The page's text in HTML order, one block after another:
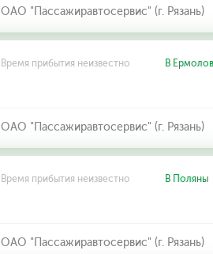
ОАО "Пассажиравтосервис" (г. Рязань)
Время прибытия неизвестно В
ОАО "Пассажиравтосервис" (г. Рязань)
Время прибытия неизвестно В Поляны
ОАО "Пассажиравтосервис" (г. Рязань)